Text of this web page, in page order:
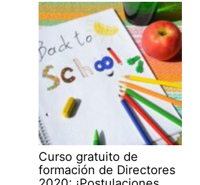
Curso gratuito de
formación de Directores